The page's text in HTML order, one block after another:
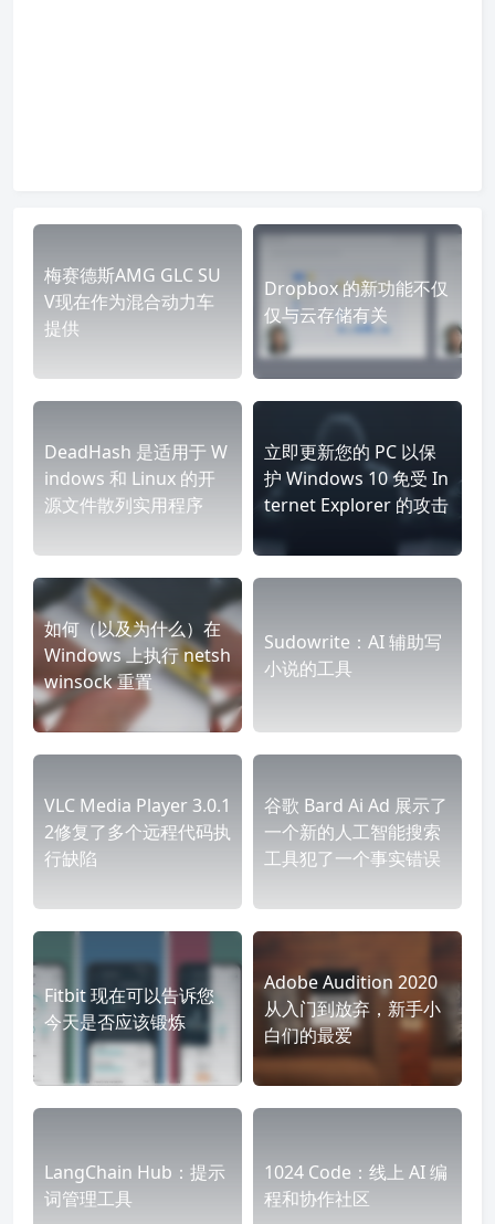
梅赛德斯AMG GLC SU
V现在作为混合动力车
提供
Dropbox 的新功能不仅
仅与云存储有关
DeadHash 是适用于 W
indows 和 Linux 的开
源文件散列实用程序
立即更新您的 PC 以保
护 Windows 10 免受 In
ternet Explorer 的攻击
如何（以及为什么）在
Windows 上执行 netsh
winsock 重置
Sudowrite：AI 辅助写
小说的工具
VLC Media Player 3.0.1
2修复了多个远程代码执
行缺陷
谷歌 Bard Ai Ad 展示了
一个新的人工智能搜索
工具犯了一个事实错误
Fitbit 现在可以告诉您
今天是否应该锻炼
Adobe Audition 2020
从入门到放弃，新手小
白们的最爱
LangChain Hub：提示
词管理工具
1024 Code：线上 AI 编
程和协作社区